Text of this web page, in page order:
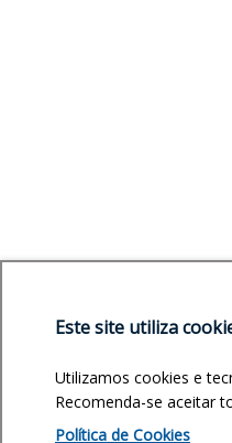
Este site utiliza
Utilizamos cookies e
Recomenda-se aceitar
Política de Cookies